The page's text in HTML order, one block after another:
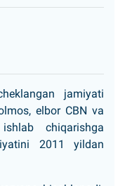
jamiyati
elbor CBN va
chiqarishga
2011 yildan